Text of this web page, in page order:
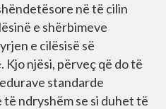
në të cilin
e shërbimeve
e cilësisë së
njësi, përveç që do të
standarde
ndryshëm se si duhet të